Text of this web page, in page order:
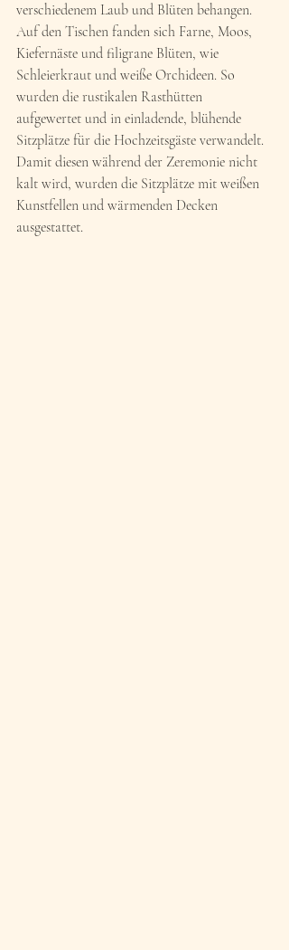
verschiedenem Laub und Blüten behangen.
Auf den Tischen fanden sich Farne, Moos,
Kiefernäste und filigrane Blüten, wie
Schleierkraut und weiße Orchideen. So
wurden die rustikalen Rasthütten
aufgewertet und in einladende, blühende
Sitzplätze für die Hochzeitsgäste verwandelt.
Damit diesen während der Zeremonie nicht
kalt wird, wurden die Sitzplätze mit weißen
Kunstfellen und wärmenden Decken
ausgestattet.